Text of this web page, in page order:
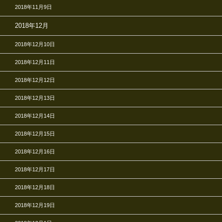
2018年11月9日
2018年12月
2018年12月10日
2018年12月11日
2018年12月12日
2018年12月13日
2018年12月14日
2018年12月15日
2018年12月16日
2018年12月17日
2018年12月18日
2018年12月19日